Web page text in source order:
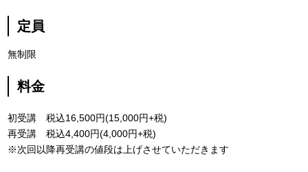
定員
無制限
料金
初受講 税込16,500円(15,000円+税)
再受講 税込4,400円(4,000円+税)
※次回以降再受講の値段は上げさせていただきます